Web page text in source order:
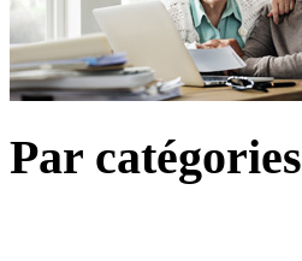
Par catégories